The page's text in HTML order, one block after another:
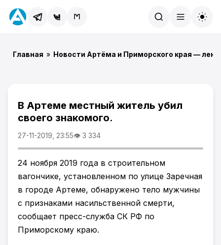
Главная » Новости Артёма и Приморского края —
В Артеме местный житель убил
своего знакомого.
27-11-2019, 23:55👁 3 334
24 ноября 2019 года в строительном
вагончике, установленном по улице Заречная
в городе Артеме, обнаружено тело мужчины
с признаками насильственной смерти,
сообщает пресс-служба СК РФ по
Приморскому краю.